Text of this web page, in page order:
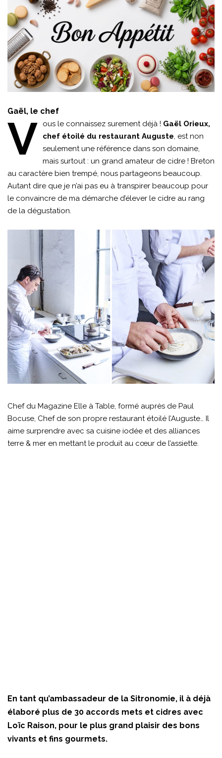
Gaël, le chef
V ous le connaissez surement déjà ! Gaël Orieux,
chef étoilé du restaurant Auguste , est non
seulement une référence dans son domaine,
mais surtout : un grand amateur de cidre ! Breton
au caractère bien trempé, nous partageons beaucoup.
Autant dire que je n’ai pas eu à transpirer beaucoup pour
le convaincre de ma démarche d’élever le cidre au rang
de la dégustation.
Chef du Magazine Elle à Table, formé auprès de Paul
Bocuse, Chef de son propre restaurant étoilé l’Auguste… Il
aime surprendre avec sa cuisine iodée et des alliances
terre & mer en mettant le produit au cœur de l’assiette.
En tant qu’ambassadeur de la Sitronomie, il à déjà
élaboré plus de 30 accords mets et cidres avec
Loïc Raison, pour le plus grand plaisir des bons
vivants et fins gourmets.